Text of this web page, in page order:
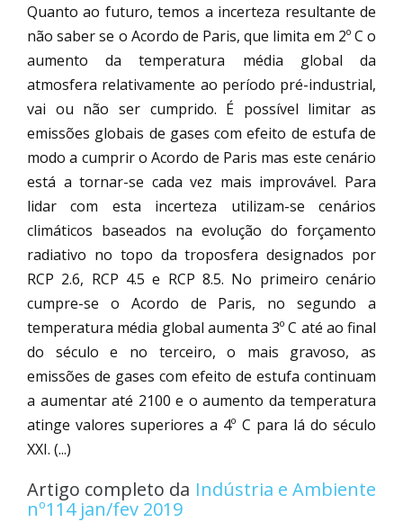
Quanto ao futuro, temos a incerteza resultante de
não saber se o Acordo de Paris, que limita em 2º C o
aumento da temperatura média global da
atmosfera relativamente ao período pré-industrial,
vai ou não ser cumprido. É possível limitar as
emissões globais de gases com efeito de estufa de
modo a cumprir o Acordo de Paris mas este cenário
está a tornar-se cada vez mais improvável. Para
lidar com esta incerteza utilizam-se cenários
climáticos baseados na evolução do forçamento
radiativo no topo da troposfera designados por
RCP 2.6, RCP 4.5 e RCP 8.5. No primeiro cenário
cumpre-se o Acordo de Paris, no segundo a
temperatura média global aumenta 3º C até ao final
do século e no terceiro, o mais gravoso, as
emissões de gases com efeito de estufa continuam
a aumentar até 2100 e o aumento da temperatura
atinge valores superiores a 4º C para lá do século
XXI. (...)
Artigo completo da Indústria e Ambiente
nº114 jan/fev 2019